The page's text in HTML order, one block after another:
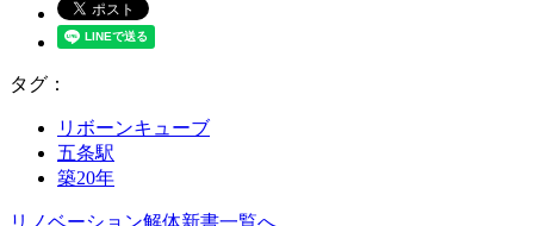
タグ：
リボーンキューブ
五条駅
築20年